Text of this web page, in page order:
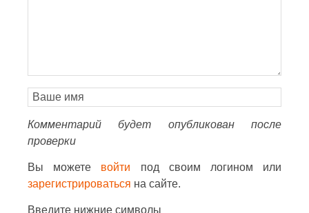
Комментарий будет опубликован после
проверки
Вы можете войти под своим логином или
зарегистрироваться на сайте.
Введите нижние символы